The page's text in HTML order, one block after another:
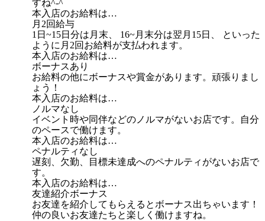
すね^-^
本入店のお給料は…
月2回給与
1日~15日分は月末、 16~月末分は翌月15日、 といった
ように月2回お給料が支払われます。
本入店のお給料は…
ボーナスあり
お給料の他にボーナスや賞金があります。頑張りまし
ょう！
本入店のお給料は…
ノルマなし
イベント時や同伴などのノルマがないお店です。自分
のペースで働けます。
本入店のお給料は…
ペナルティなし
遅刻、欠勤、目標未達成へのペナルティがないお店で
す。
本入店のお給料は…
友達紹介ボーナス
お友達を紹介してもらえるとボーナス出ちゃいます！
仲の良いお友達たちと楽しく働けますね。